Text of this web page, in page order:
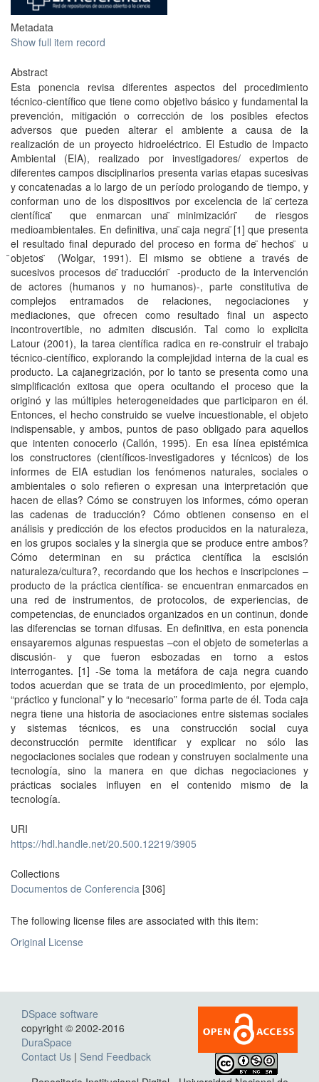
Metadata
Show full item record
Abstract
Esta ponencia revisa diferentes aspectos del procedimiento
técnico-científico que tiene como objetivo básico y fundamental la
prevención, mitigación o corrección de los posibles efectos
adversos que pueden alterar el ambiente a causa de la
realización de un proyecto hidroeléctrico. El Estudio de Impacto
Ambiental (EIA), realizado por investigadores/ expertos de
diferentes campos disciplinarios presenta varias etapas sucesivas
y concatenadas a lo largo de un período prologando de tiempo, y
conforman uno de los dispositivos por excelencia de la ̈certeza
científica ̈ que enmarcan una ̈minimización ̈ de riesgos
medioambientales. En definitiva, una ̈caja negra ̈[1] que presenta
el resultado final depurado del proceso en forma de ̈hechos ̈ u
̈objetos ̈ (Wolgar, 1991). El mismo se obtiene a través de
sucesivos procesos de ̈traducción ̈ -producto de la intervención
de actores (humanos y no humanos)-, parte constitutiva de
complejos entramados de relaciones, negociaciones y
mediaciones, que ofrecen como resultado final un aspecto
incontrovertible, no admiten discusión. Tal como lo explicita
Latour (2001), la tarea científica radica en re-construir el trabajo
técnico-científico, explorando la complejidad interna de la cual es
producto. La cajanegrización, por lo tanto se presenta como una
simplificación exitosa que opera ocultando el proceso que la
originó y las múltiples heterogeneidades que participaron en él.
Entonces, el hecho construido se vuelve incuestionable, el objeto
indispensable, y ambos, puntos de paso obligado para aquellos
que intenten conocerlo (Callón, 1995). En esa línea epistémica
los constructores (científicos-investigadores y técnicos) de los
informes de EIA estudian los fenómenos naturales, sociales o
ambientales o solo refieren o expresan una interpretación que
hacen de ellas? Cómo se construyen los informes, cómo operan
las cadenas de traducción? Cómo obtienen consenso en el
análisis y predicción de los efectos producidos en la naturaleza,
en los grupos sociales y la sinergia que se produce entre ambos?
Cómo determinan en su práctica científica la escisión
naturaleza/cultura?, recordando que los hechos e inscripciones –
producto de la práctica científica- se encuentran enmarcados en
una red de instrumentos, de protocolos, de experiencias, de
competencias, de enunciados organizados en un continun, donde
las diferencias se tornan difusas. En definitiva, en esta ponencia
ensayaremos algunas respuestas –con el objeto de someterlas a
discusión- y que fueron esbozadas en torno a estos
interrogantes. [1] -Se toma la metáfora de caja negra cuando
todos acuerdan que se trata de un procedimiento, por ejemplo,
“práctico y funcional” y lo “necesario” forma parte de él. Toda caja
negra tiene una historia de asociaciones entre sistemas sociales
y sistemas técnicos, es una construcción social cuya
deconstrucción permite identificar y explicar no sólo las
negociaciones sociales que rodean y construyen socialmente una
tecnología, sino la manera en que dichas negociaciones y
prácticas sociales influyen en el contenido mismo de la
tecnología.
URI
https://hdl.handle.net/20.500.12219/3905
Collections
Documentos de Conferencia [306]
The following license files are associated with this item:
Original License
DSpace software
copyright © 2002-2016
DuraSpace
Contact Us | Send Feedback